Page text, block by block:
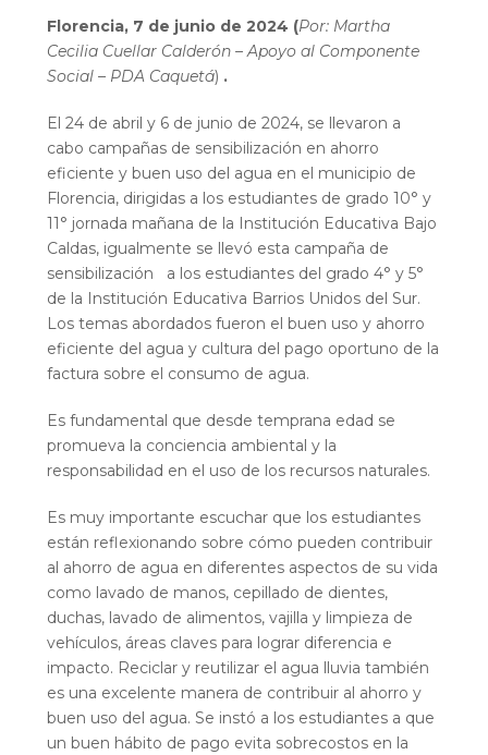
Florencia, 7 de junio de 2024 (Por: Martha
Cecilia Cuellar Calderón – Apoyo al Componente
Social – PDA Caquetá) .
El 24 de abril y 6 de junio de 2024, se llevaron a
cabo campañas de sensibilización en ahorro
eficiente y buen uso del agua en el municipio de
Florencia, dirigidas a los estudiantes de grado 10° y
11° jornada mañana de la Institución Educativa Bajo
Caldas, igualmente se llevó esta campaña de
sensibilización a los estudiantes del grado 4° y 5°
de la Institución Educativa Barrios Unidos del Sur.
Los temas abordados fueron el buen uso y ahorro
eficiente del agua y cultura del pago oportuno de la
factura sobre el consumo de agua.
Es fundamental que desde temprana edad se
promueva la conciencia ambiental y la
responsabilidad en el uso de los recursos naturales.
Es muy importante escuchar que los estudiantes
están reflexionando sobre cómo pueden contribuir
al ahorro de agua en diferentes aspectos de su vida
como lavado de manos, cepillado de dientes,
duchas, lavado de alimentos, vajilla y limpieza de
vehículos, áreas claves para lograr diferencia e
impacto. Reciclar y reutilizar el agua lluvia también
es una excelente manera de contribuir al ahorro y
buen uso del agua. Se instó a los estudiantes a que
un buen hábito de pago evita sobrecostos en la